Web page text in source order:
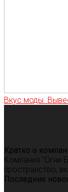
Вкус моды.
Кратко о
Компания "Огни
пространство,
Последние